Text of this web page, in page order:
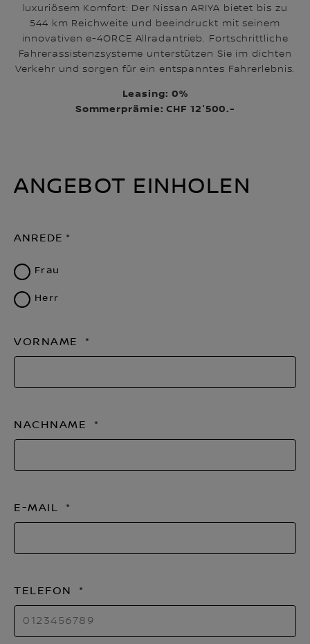
luxuriösem Komfort: Der Nissan ARIYA bietet bis zu
544 km Reichweite und beeindruckt mit seinem
innovativen e-4ORCE Allradantrieb. Fortschrittliche
Fahrerassistenzsysteme unterstützen Sie im dichten
Verkehr und sorgen für ein entspanntes Fahrerlebnis.
Leasing: 0%
Sommerprämie: CHF 12'500.-
ANGEBOT EINHOLEN
ANREDE
Frau
Herr
VORNAME
NACHNAME
E-MAIL
TELEFON